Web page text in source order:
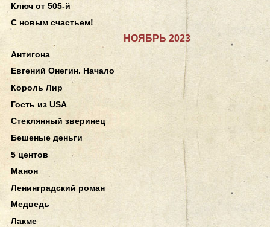
Ключ от 505-й
С новым счастьем!
НОЯБРЬ 2023
Антигона
Евгений Онегин. Начало
Король Лир
Гость из USA
Стеклянный зверинец
Бешеные деньги
5 центов
Манон
Ленинградский роман
Медведь
Лакме